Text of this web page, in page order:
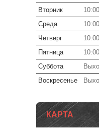
Вторник
10:00
Среда
10:00
Четверг
10:00
Пятница
10:00
Суббота
Воскресенье
КАРТА